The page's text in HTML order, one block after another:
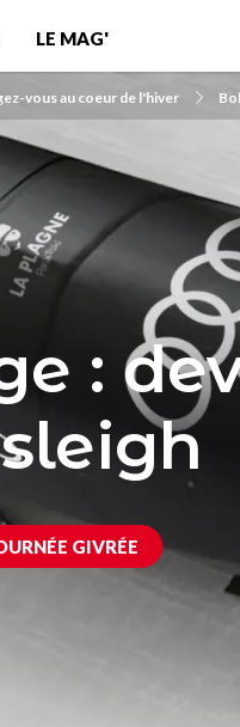
LE MAG'
vous au coeur de l'hiver
:
GIVRÉE